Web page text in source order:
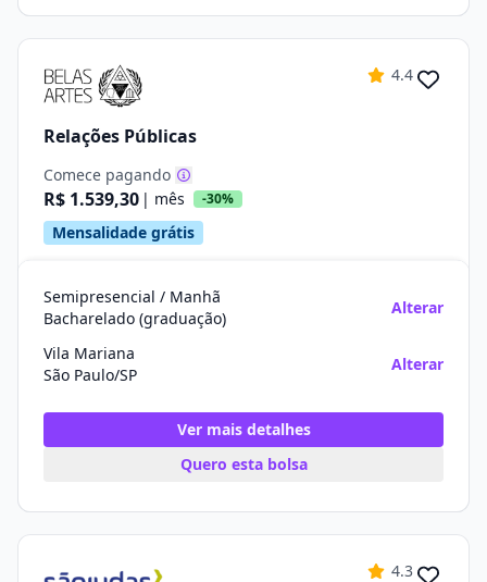
4.4
Relações Públicas
Comece pagando
R$ 1.539,30 | mês -30%
Mensalidade grátis
Semipresencial / Manhã
Bacharelado (graduação)
Alterar
Vila Mariana
São Paulo/SP
Alterar
Ver mais detalhes
Quero esta bolsa
4.3